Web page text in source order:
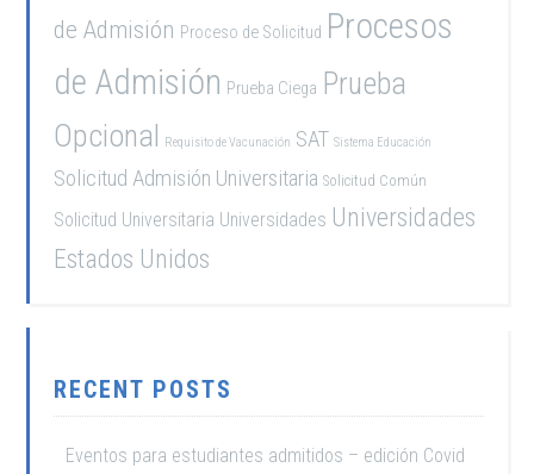
de Admisión Proceso de Solicitud Procesos
de Admisión Prueba Ciega Prueba
Opcional Requisito de Vacunación SAT Sistema Educación
Solicitud Admisión Universitaria Solicitud Común
Solicitud Universitaria Universidades Universidades
Estados Unidos
RECENT POSTS
Eventos para estudiantes admitidos – edición Covid